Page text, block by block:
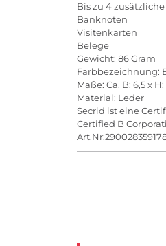
Bis zu 4
Banknoten
Visitenkarten
Belege
Gewicht: 86 Gram
Farbbezeichnung:
Maße: Ca. B: 6,5 x H:
Material: Leder
Secrid ist eine
Certified B